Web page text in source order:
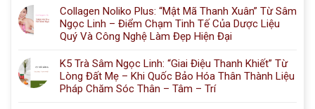
Collagen Noliko Plus: “Mật Mã Thanh Xuân” Từ Sâm
Ngọc Linh – Điểm Chạm Tinh Tế Của Dược Liệu
Quý Và Công Nghệ Làm Đẹp Hiện Đại
K5 Trà Sâm Ngọc Linh: “Giai Điệu Thanh Khiết” Từ
Lòng Đất Mẹ – Khi Quốc Bảo Hóa Thân Thành Liệu
Pháp Chăm Sóc Thân – Tâm – Trí